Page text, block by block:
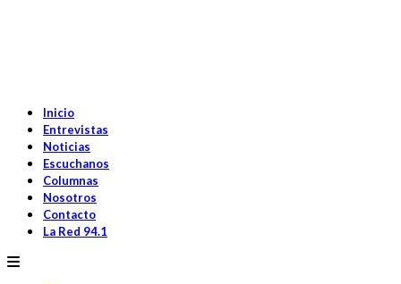
Inicio
Entrevistas
Noticias
Escuchanos
Columnas
Nosotros
Contacto
La Red 94.1